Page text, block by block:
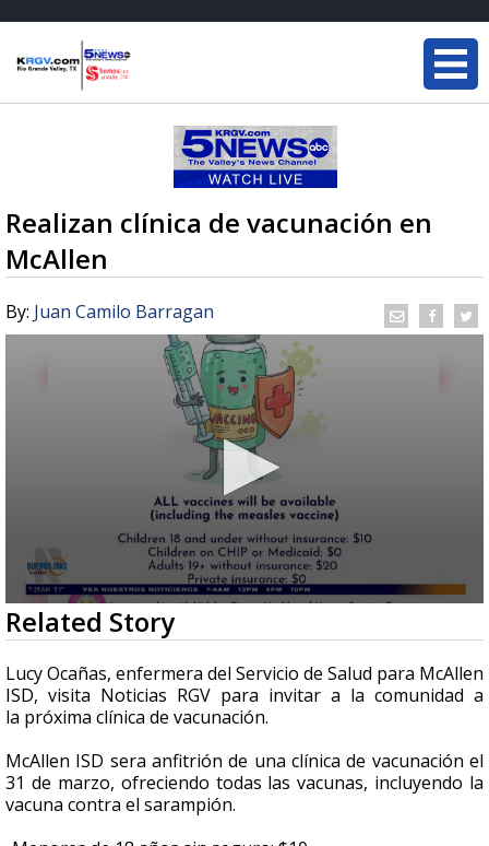
Realizan clínica de vacunación en
McAllen
By: Juan Camilo Barragan
0
seconds
of
5
minutes,
8
seconds
Related Story
Lucy Ocañas, enfermera del Servicio de Salud para McAllen
ISD, visita Noticias RGV para invitar a la comunidad a
la próxima clínica de vacunación.
McAllen ISD sera anfitrión de una clínica de vacunación el
31 de marzo, ofreciendo todas las vacunas, incluyendo la
vacuna contra el sarampión.